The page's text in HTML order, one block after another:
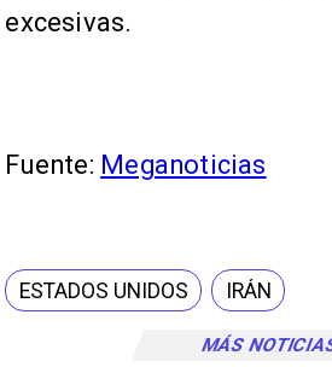
MÁS
excesivas.
Fuente: Meganoticias
ESTADOS UNIDOS IRÁN